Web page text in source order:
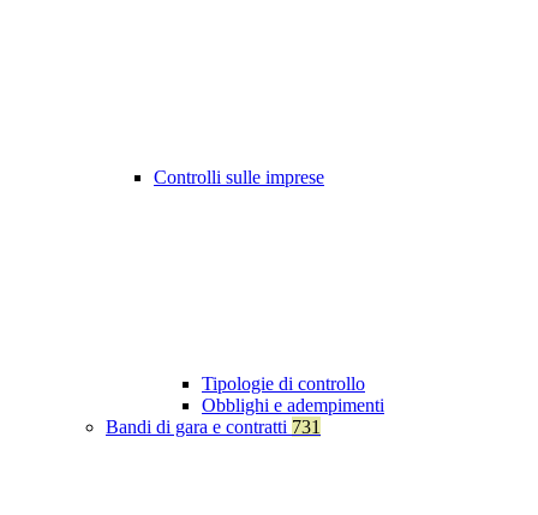
Controlli sulle imprese
Tipologie di controllo
Obblighi e adempimenti
Bandi di gara e contratti 731